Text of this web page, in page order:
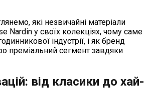
які незвичайні матеріали
Nardin у своїх колекціях, чому саме
індустрії, і як бренд
преміальний сегмент завдяки
від класики до хай-